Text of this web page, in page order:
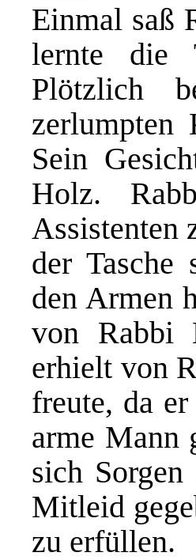
Einmal saß
lernte die
Plötzlich
zerlumpten
Sein
Holz.
Assistenten
der Tasche
den Armen
von Rabbi
erhielt von
freute, da
arme Mann
sich
Mitleid
zu erfüllen.